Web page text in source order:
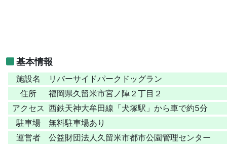
基本情報
施設名
リバーサイドパークドッグラン
住所
福岡県久留米市宮ノ陣２丁目２
アクセス 西鉄天神大牟田線「犬塚駅」から車で約5分
駐車場
無料駐車場あり
運営者
公益財団法人久留米市都市公園管理センター